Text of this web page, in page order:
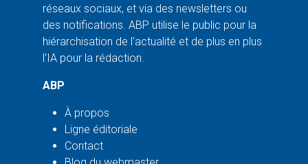
réseaux sociaux, et via des newsletters ou
des notifications. ABP utilise le public pour la
hiérarchisation de l'actualité et de plus en plus
l'IA pour la rédaction.
ABP
À propos
Ligne éditoriale
Contact